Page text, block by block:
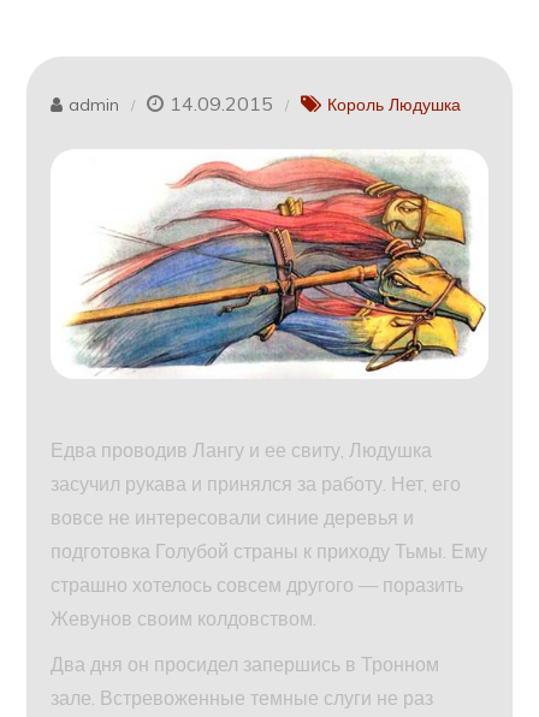
admin 14.09.2015 Король Людушка
Едва проводив Лангу и ее свиту, Людушка
засучил рукава и принялся за работу. Нет, его
вовсе не интересовали синие деревья и
подготовка Голубой страны к приходу Тьмы. Ему
страшно хотелось совсем другого — поразить
Жевунов своим колдовством.
Два дня он просидел запершись в Тронном
зале. Встревоженные темные слуги не раз